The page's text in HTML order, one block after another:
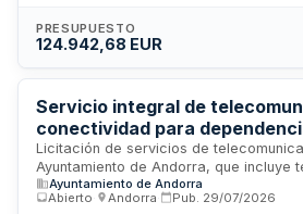
tierra, envío de telecomandos,
telemetría, seguimiento del estado de
anomalías, y transferencia segura de
Fundación. El objetivo principal es
segura, continuada y eficiente del
vida útil.
PRESUPUESTO
124.942,68 EUR
Servicio integral de
conectividad para
del Ayuntamiento de Andorra
Licitación de servicios de
Ayuntamiento de Andorra, que incluye
telefonía fija, acceso a internet y
servicios se prestarán en todas las
Ayuntamiento de Andorra
Abierto
Andorra Pub. 29/07/2026